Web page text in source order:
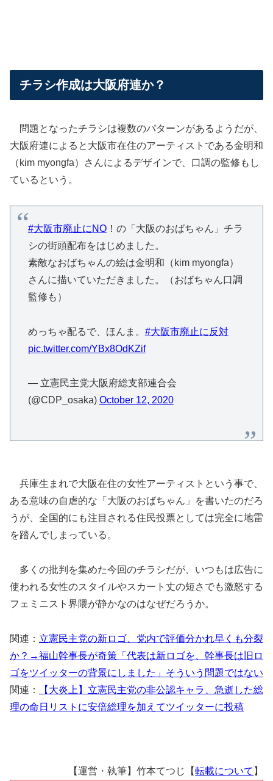
チラシ作成は大阪府連か？
問題となったチラシは複数のパターンがあるようだが、
大阪府連によると大阪市在住のアーティストである金明和
（kim myongfa）さんによるデザインで、口調の監修もし
ているという。
#大阪市廃止にNO！の「大阪のおばちゃん」チラ
シの街頭配布をはじめました。
素敵なおばちゃんの絵は金明和（kim myongfa）
さんに描いていただきました。（おばちゃん口調
監修も）
めっちゃ配るで、ほんま。 #大阪市廃止に反対
pic.twitter.com/YBx8OdKZif
— 立憲民主党大阪府総支部連合会
(@CDP_osaka) October 12, 2020
兵庫生まれで大阪在住の女性アーティストという事で、
ある意味の自虐的な「大阪のおばちゃん」を書いたのだろ
うが、全国的にも注目される住民投票としては完全に地雷
を踏んでしまっている。
多くの批判を集めた今回のチラシだが、いつもは広告に
使われる女性のスタイルやスカート丈の短さでも激怒する
フェミニスト界隈が静かなのはなぜだろうか。
関連： 立憲民主党の新ロゴ、党内で評価分かれ早くも分裂
か？→福山幹事長が奇策「代表は新ロゴを、幹事長は旧ロ
ゴをツイッターの背景にしました」そういう問題ではない
関連：
【大炎上】立憲民主党の非公認キャラ、急逝した総
理の命日リストに安倍総理を加えてツイッターに投稿
【運営・執筆】竹本てつじ【転載について 】